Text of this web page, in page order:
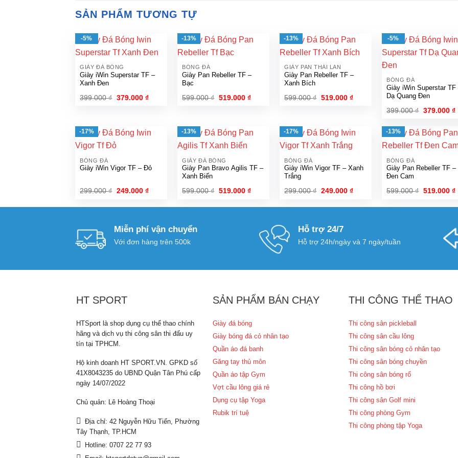
SẢN PHẨM TƯƠNG TỰ
-5%
GIÀY ĐÁ BÓNG
Giày iWin Superstar TF –
Xanh Đen
399.000₫ Giá
379.000 ₫Giá
379.000 ₫.
-13%
BÓNG ĐÁ
Giày Pan Rebeller TF –
Bạc
599.000₫ Giá
519.000 ₫Giá
519.000 ₫.
-13%
GIÀY PAN THÁI LAN
Giày Pan Rebeller TF –
Xanh Bích
599.000₫ Giá
519.000 ₫Giá
519.000 ₫.
-5%
BÓNG ĐÁ
Giày iWin Superstar TF
Dạ Quang Đen
399.000₫ Giá
399.000 ₫.
379.000 ₫
là:
-17%
BÓNG ĐÁ
Giày iWin Vigor TF – Đỏ
299.000₫ Giá
249.000 ₫Giá
-13%
GIÀY ĐÁ BÓNG
Giày Pan Bravo Agilis TF –
Xanh Biển
599.000₫ Giá
519.000 ₫Giá
-17%
BÓNG ĐÁ
Giày iWin Vigor TF – Xanh
Trắng
299.000₫ Giá
249.000 ₫Giá
-13%
BÓNG ĐÁ
Giày Pan Rebeller TF –
Đen Cam
599.000₫ Giá
519.000 ₫
Miễn phí vận chuyển
Với đơn hàng trên 500k
Hỗ trợ 24/7
Hỗ trợ 24h/ngày và 7 ngày/tuần
HT SPORT
HTSport là shop dụng cụ thể thao chính
hãng và dịch vụ thi công sân thi đấu uy
tín tại TPHCM.
Hộ kinh doanh HT SPORT.VN. GPKD số
41X8043235 do UBND Quận Tân Phú cấp
ngày 14/07/2022
Chủ quản: Lê Hoàng Thoại
Địa chỉ: 42 Nguyễn Hữu Tiến, Phường
Tây Thạnh, TP.HCM
Hotline: 0707 22 77 93
SẢN PHẨM BÁN CHẠY
Giày đá bóng
Giày bóng đá cỏ nhân tạo
Quần áo đá banh
Găng tay thủ môn
Quần áo tập Gym
Vợt cầu lông giá rẻ
Dụng cụ tập Yoga
Rubik trí tuệ
THI CÔNG THỂ THAO
Thi công sân pickleball
Thi công sân cầu lông
Thi công sân bóng cỏ nhân tạo
Thi công sân bóng chuyền
Thi công sân bóng rổ
Thi công hồ bơi
Thi công sân Golf mini
Thi công phòng Gym
Thi công phòng tập Yoga